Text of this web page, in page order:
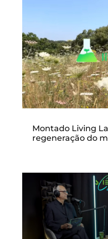
Montado Living
regeneração do